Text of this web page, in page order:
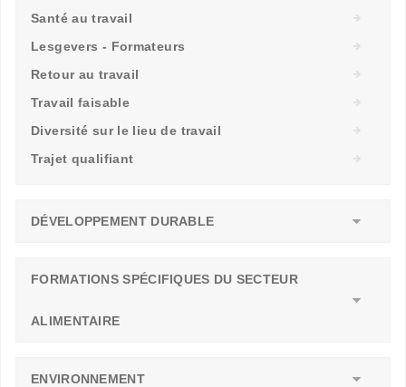
Santé au travail
Lesgevers - Formateurs
Retour au travail
Travail faisable
Diversité sur le lieu de travail
Trajet qualifiant
DÉVELOPPEMENT DURABLE
FORMATIONS SPÉCIFIQUES DU SECTEUR
ALIMENTAIRE
ENVIRONNEMENT